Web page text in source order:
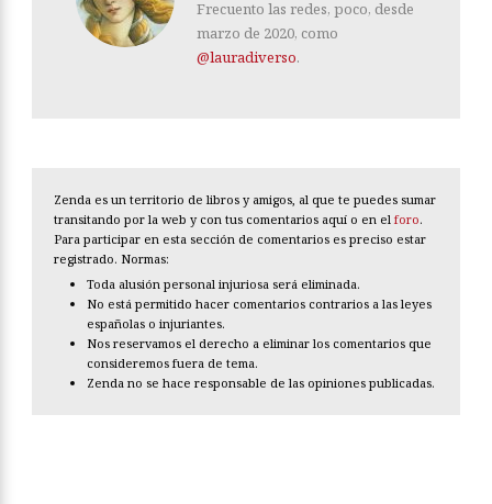
Frecuento las redes, poco, desde
marzo de 2020, como
@lauradiverso.
Zenda es un territorio de libros y amigos, al que te puedes sumar
transitando por la web y con tus comentarios aquí o en el foro.
Para participar en esta sección de comentarios es preciso estar
registrado. Normas:
Toda alusión personal injuriosa será eliminada.
No está permitido hacer comentarios contrarios a las leyes
españolas o injuriantes.
Nos reservamos el derecho a eliminar los comentarios que
consideremos fuera de tema.
Zenda no se hace responsable de las opiniones publicadas.